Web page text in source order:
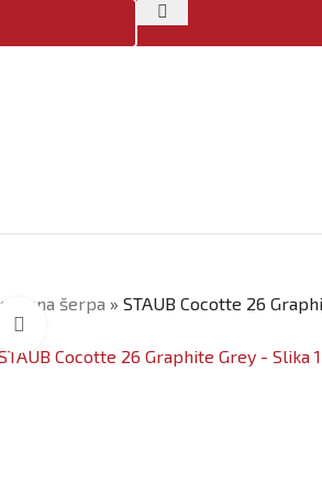
gusana šerpa » STAUB Cocotte 26